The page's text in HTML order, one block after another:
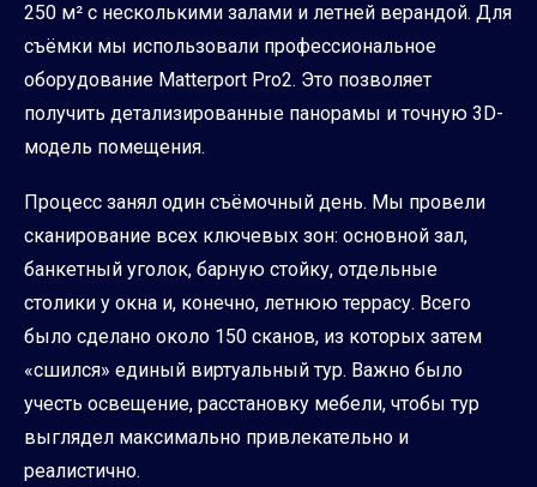
250 м² с несколькими залами и летней верандой. Для
съёмки мы использовали профессиональное
оборудование Matterport Pro2. Это позволяет
получить детализированные панорамы и точную 3D-
модель помещения.
Процесс занял один съёмочный день. Мы провели
сканирование всех ключевых зон: основной зал,
банкетный уголок, барную стойку, отдельные
столики у окна и, конечно, летнюю террасу. Всего
было сделано около 150 сканов, из которых затем
«сшился» единый виртуальный тур. Важно было
учесть освещение, расстановку мебели, чтобы тур
выглядел максимально привлекательно и
реалистично.